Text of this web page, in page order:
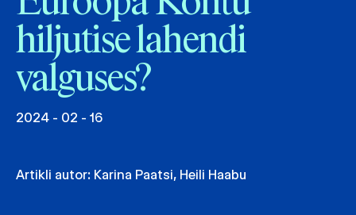
hiljutise lahendi
valguses?
2024 - 02 - 16
Artikli autor: Karina Paatsi, Heili Haabu